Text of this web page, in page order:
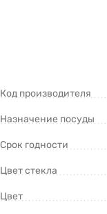
Код производителя
Назначение посуды
Срок годности
Цвет стекла
Цвет